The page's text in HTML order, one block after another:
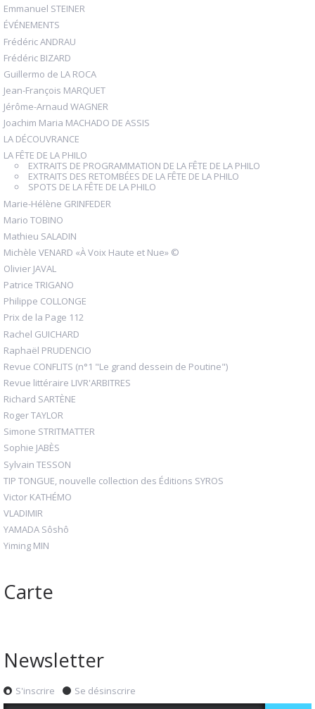
Emmanuel STEINER
ÉVÉNEMENTS
Frédéric ANDRAU
Frédéric BIZARD
Guillermo de LA ROCA
Jean-François MARQUET
Jérôme-Arnaud WAGNER
Joachim Maria MACHADO DE ASSIS
LA DÉCOUVRANCE
LA FÊTE DE LA PHILO
EXTRAITS DE PROGRAMMATION DE LA FÊTE DE LA PHILO
EXTRAITS DES RETOMBÉES DE LA FÊTE DE LA PHILO
SPOTS DE LA FÊTE DE LA PHILO
Marie-Hélène GRINFEDER
Mario TOBINO
Mathieu SALADIN
Michèle VENARD «À Voix Haute et Nue» ©
Olivier JAVAL
Patrice TRIGANO
Philippe COLLONGE
Prix de la Page 112
Rachel GUICHARD
Raphaël PRUDENCIO
Revue CONFLITS (n°1 "Le grand dessein de Poutine")
Revue littéraire LIVR'ARBITRES
Richard SARTÈNE
Roger TAYLOR
Simone STRITMATTER
Sophie JABÈS
Sylvain TESSON
TIP TONGUE, nouvelle collection des Éditions SYROS
Victor KATHÉMO
VLADIMIR
YAMADA Sôshô
Yiming MIN
Carte
Newsletter
S'inscrire Se désinscrire